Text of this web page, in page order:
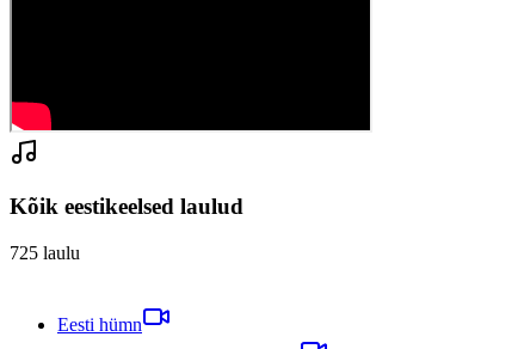
Kõik eestikeelsed laulud
725 laulu
Eesti hümn